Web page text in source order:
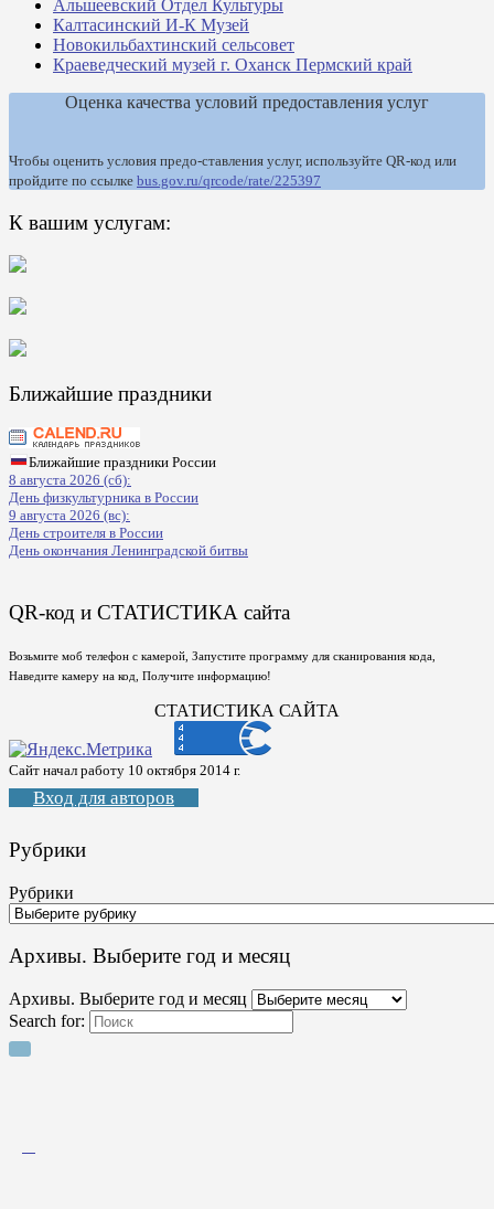
Альшеевский Отдел Культуры
Калтасинский И-К Музей
Новокильбахтинский сельсовет
Краеведческий музей г. Оханск Пермский край
Оценка качества условий предоставления услуг
Чтобы оценить условия предо-ставления услуг, используйте QR-код или
пройдите по ссылке bus.gov.ru/qrcode/rate/225397
К вашим услугам:
Ближайшие праздники
Ближайшие праздники России
8 августа 2026 (сб):
День физкультурника в России
9 августа 2026 (вс):
День строителя в России
День окончания Ленинградской битвы
QR-код и СТАТИСТИКА сайта
Возьмите моб телефон с камерой, Запустите программу для сканирования кода,
Наведите камеру на код, Получите информацию!
СТАТИСТИКА САЙТА
Сайт начал работу 10 октября 2014 г.
Вход для авторов
Рубрики
Рубрики
Архивы. Выберите год и месяц
Архивы. Выберите год и месяц
Search for: